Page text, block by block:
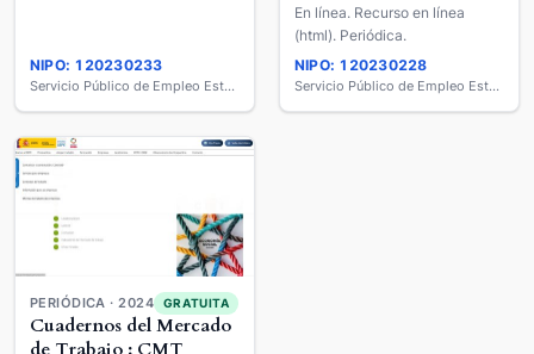
NIPO: 120230233
Servicio Público de Empleo Estatal
En línea. Recurso en línea
(html). Periódica.
NIPO: 120230228
Servicio Público de Empleo Estatal
PERIÓDICA · 2024 GRATUITA
Cuadernos del Mercado